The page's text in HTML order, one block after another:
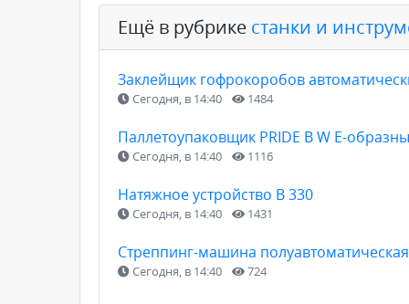
Ещё в рубрике станки и
Заклейщик гофрокоробов
Сегодня, в 14:40 1484
Паллетоупаковщик PRIDE В W E-
Сегодня, в 14:40 1116
Натяжное устройство В 330
Сегодня, в 14:40 1431
Стреппинг-машина
Сегодня, в 14:40 724